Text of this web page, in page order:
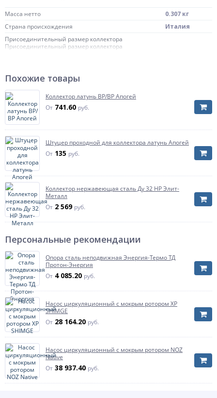
Масса нетто
0.307 кг
Страна происхождения
Италия
Присоединительный размер коллектора
Присоединительный размер коллектора
Артикул
Похожие товары
Коллектор латунь ВР/ВР Апогей
От 741.60 руб.
Штуцер проходной для коллектора латунь Апогей
От 135 руб.
Коллектор нержавеющая сталь Ду 32 НР Элит-
Металл
От 2 569 руб.
Персональные рекомендации
Опора сталь неподвижная Энергия-Термо ТД
Протон-Энергия
От 4 085.20 руб.
Насос циркуляционный с мокрым ротором XP
SHIMGE
От 28 164.20 руб.
Насос циркуляционный с мокрым ротором NOZ
Native
От 38 937.40 руб.